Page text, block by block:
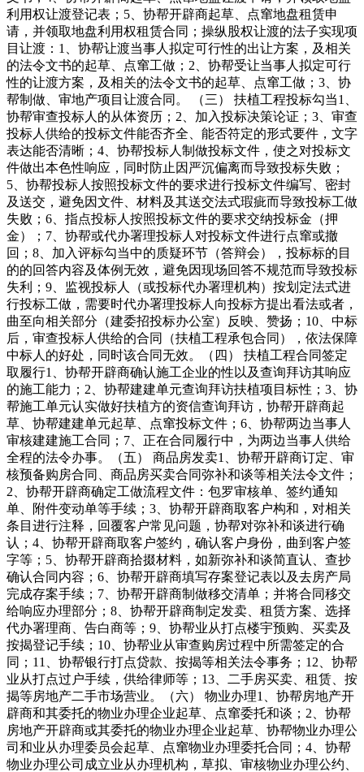
利用权让渡登记表；5、协帮开辟商起草、点窜地盘租赁申
请，并领取地盘利用权租赁合同；操纵股权让渡的法子实现项
目让渡：1、协帮让渡当事人拟定可行性的出让方案，及相关
的法令文书的起草、点窜工做；2、协帮受让当事人拟定可行
性的让渡方案，及相关的法令文书的起草、点窜工做；3、协
帮制做、审地产项目让渡合同。 （三） 扶植工程投标勾当1、
协帮审查投标人的从体资历；2、加入投标决策论证；3、审查
投标人供给的投标文件能否齐全、能否符定的形式要件，文字
表达能否清晰；4、协帮投标人制做投标文件，使之对投标文
件做出本色性响应，同时防止因严沉偏离而导致投标失败；
5、协帮投标人按照投标文件的要求进行投标文件编写、密封
及送交，避免因文件、材料及其送交法式瑕疵而导致投标工做
失败；6、指点投标人按照投标文件的要求交纳投标金（押
金）；7、协帮或代办署理投标人对投标文件进行点窜或撤
回；8、加入评标勾当中的质疑环节（答辩会），投标标的目
的的回答内容及体例无效，避免因现场回答不规范而导致投标
失利；9、监视投标人（或投标代办署理机构）按划定法式进
行投标工做，需要时代办署理投标人向投标方提出看法或者，
曲至向相关部分（建委招投标办公室）反映、赞扬；10、中标
后，审查投标人供给的合同（扶植工程承包合同），依法保障
中标人的好处，同时该合同无效。（四） 扶植工程合同签定
取履行1、协帮开辟商确认施工企业的性以及查询拜访其响应
的施工能力；2、协帮建建单元查询拜访扶植项目标性；3、协
帮施工单元认实做好扶植方的资信查询拜访，协帮开辟商起
草、协帮建建单元起草、点窜投标文件；6、协帮两边当事人
审核建建施工合同；7、正在合同履行中，为两边当事人供给
全程的法令办事。（五） 商品房发卖1、协帮开辟商订定、审
核预备购房合同、商品房买卖合同弥补和谈等相关法令文件；
2、协帮开辟商确定工做流程文件：包罗审核单、签约通知
单、附件变动单等手续；3、协帮开辟商取客户构和，对相关
条目进行注释，回覆客户常见问题，协帮对弥补和谈进行确
认；4、协帮开辟商取客户签约，确认客户身份，曲到客户签
字等；5、协帮开辟商拾掇材料，如新弥补和谈简直认、查抄
确认合同内容；6、协帮开辟商填写存案登记表以及去房产局
完成存案手续；7、协帮开辟商制做移交清单；并将合同移交
给响应办理部分；8、协帮开辟商制定发卖、租赁方案、选择
代办署理商、告白商等；9、协帮业从打点楼宇预购、买卖及
按揭登记手续；10、协帮业从审查购房过程中所需签定的合
同；11、协帮银行打点贷款、按揭等相关法令事务；12、协帮
业从打点过户手续，供给律师等；13、二手房买卖、租赁、按
揭等房地产二手市场营业。（六） 物业办理1、协帮房地产开
辟商和其委托的物业办理企业起草、点窜委托和谈；2、协帮
房地产开辟商或其委托的物业办理企业起草、协帮物业办理公
司和业从办理委员会起草、点窜物业办理委托合同；4、协帮
物业办理公司成立业从办理机构，草拟、审核物业办理公约、